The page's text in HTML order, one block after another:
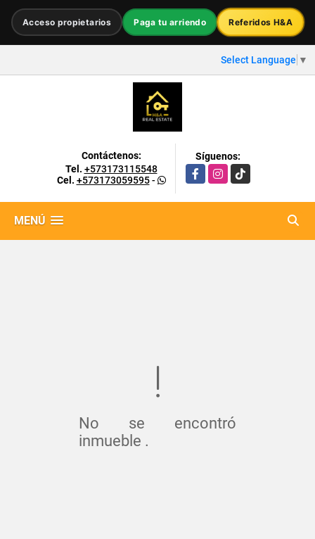
Acceso propietarios Paga tu arriendo Referidos H&A
Select Language ▼
Contáctenos:
Tel. +573173115548
Cel. +573173059595-
Síguenos:
FacebookInstagram
TikTok
MENÚ
No se encontró
inmueble .